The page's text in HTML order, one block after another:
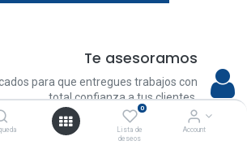
0
Lista de
deseos
Account
Te asesoramos
para que entregues trabajos con
total confianza a tus clientes.